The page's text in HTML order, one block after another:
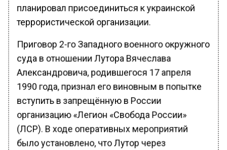
планировал присоединиться к украинской
террористической организации.
Приговор 2-го Западного военного окружного
суда в отношении Лутора Вячеслава
Александровича, родившегося 17 апреля
1990 года, признал его виновным в попытке
вступить в запрещённую в России
организацию «Легион «Свобода России»
(ЛСР). В ходе оперативных мероприятий
было установлено, что Лутор через